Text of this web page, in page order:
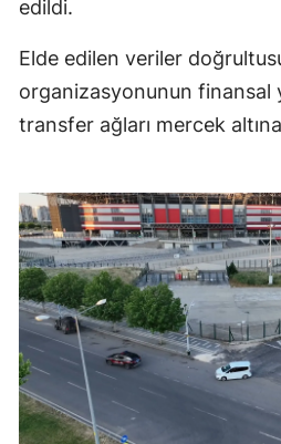
edildi.
Elde edilen veriler
organizasyonunun finansal
transfer ağları mercek altına